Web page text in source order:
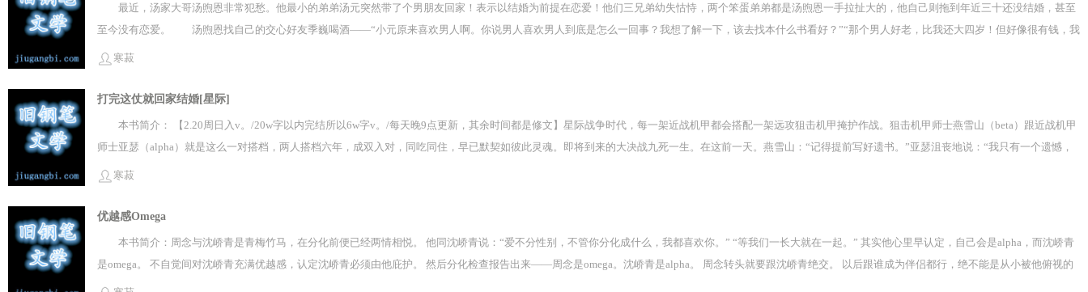
最近，汤家大哥汤煦恩非常犯愁。他最小的弟弟汤元突然带了个男朋友回家！表示以结婚为前提在恋爱！他们三兄弟幼失怙恃，两个笨蛋弟弟都是汤煦恩一手拉扯大的，他自己则拖到年近三十还没结婚，甚至
至今没有恋爱。 汤煦恩找自己的交心好友季巍喝酒——“小元原来喜欢男人啊。你说男人喜欢男人到底是怎么一回事？我想了解一下，该去找本什么书看好？”“那个男人好老，比我还大四岁！但好像很有钱，我
在网上查到他是富豪榜上的人，齐大非偶啊。你家世好，认不认识他啊？可以帮我打听一下他的风评吗？我怕小元被骗。”“小元这孩子傻乎乎的，竟然还在桌上跟我说，说看我跟你的关系那么好，经常一起出去
法。就算我真的喜欢你，也不会毁我清誉，不要把喜欢男人当一件坏事。”汤煦恩怔怔点头。季巍一边给他倒酒，一边又说：“而且，像你这么好的人，本来就很值得被喜欢。”汤煦恩被他夸得脸红，很不好意思，闷
头继续喝酒。 第二天。汤煦恩醒来，发现自己跟好友季巍睡一张床上。只依稀记得，昨晚，季巍说要告诉他什么是男人之间的喜欢，他欣然接受，夸季巍真是自己的挚友。-甜文预收↓《ai男友成神之后》楚熙
叶死在公元2039年。那年，他20岁，还是个学生。有一天夜里，他睡不着，起床打开电脑，开玩笑地敲下一串代码，写下核心程序：第一原则，爱楚熙叶。于是，人类历史上唯一的，真正意义上可进化的人工智能
无法保护自己心爱的主人。楚熙叶惨遭不测。临死前，他只来得及放明晟自由，并在核心代码加上一句：【守护人类。】 楚熙叶以为自己死了。但当他再睁开眼，已来到数万年后的星际时代。 人类世界湮
界，来迎接你回归，你看看喜不喜欢？”“我的人类身体你喜欢吗？够好看吗？我综合计算你的审美与性取向数据为自己捏的。”“还有——你睡着之前说要教我什么是爱情，现在，你可以接着教我了。”“我已经等了
两万年。”-虐文预收↓《献给仙君的be美学》仙君，仙君，我知您是世上至高至尊之人，日月星云在您掌心。即便被您杀死了一次，我仍敬重您。但我也不想再爱您了。您做您的仙君，我当我的皇帝。我就是这样没
寒菽
打完这仗就回家结婚[星际]
本书简介： 【2.20周日入v。/20w字以内完结所以6w字v。/每天晚9点更新，其余时间都是修文】星际战争时代，每一架近战机甲都会搭配一架远攻狙击机甲掩护作战。狙击机甲师士燕雪山（beta）跟近战机甲
师士亚瑟（alpha）就是这么一对搭档，两人搭档六年，成双入对，同吃同住，早已默契如彼此灵魂。即将到来的大决战九死一生。在这前一天。燕雪山：“记得提前写好遗书。”亚瑟沮丧地说：“我只有一个遗憾，
这次我要是死了，那我就到死都是处男了。”燕雪山冷哼一声：“……没出息。”亚瑟可怜巴巴地问：“师父，你能不能圆我这个临死前的心愿？”燕雪山：“？”真荒唐。但燕雪山想了想，这是自己的生死相交的战友，
婚养老吗？你帮我完成心愿，我也帮你完成心愿！”燕雪山：……好像有哪里不对？本文又名《诡计多端的年下alpha》《beta老婆是狙神》《跟狙神老婆先婚后爱》《如何把冰山天然呆老婆哄到手》等等等等。
——————预收求收藏古耽修真，也是短篇↓《献给仙君的be美学》仙君，仙君，我知您是世上至高至尊之人，日月星云在您掌心。即便被您杀死了一次，我仍敬重您。但我也不想再爱您了。您做您的仙君，我
当我的皇帝。我就是这样没志气，不思长生，只想逍遥快乐，过这露水幻电的凡人一生。【直接从火葬场开始写，无前摇，不回头，一路虐攻最后送上be大礼包，受失去了爱情，但是收获了万古流芳的事业，这样
寒菽
优越感Omega
本书简介：周念与沈峤青是青梅竹马，在分化前便已经两情相悦。 他同沈峤青说：“爱不分性别，不管你分化成什么，我都喜欢你。” “等我们一长大就在一起。” 其实他心里早认定，自己会是alpha，而沈峤青
是omega。 不自觉间对沈峤青充满优越感，认定沈峤青必须由他庇护。 然后分化检查报告出来——周念是omega。沈峤青是alpha。 周念转头就要跟沈峤青绝交。 以后跟谁成为伴侣都行，绝不能是从小被他俯视的
沈峤青，太耻辱了。优越感Omega优越感Omega寒菽